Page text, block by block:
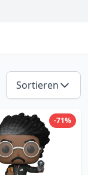
Sortieren
-71%